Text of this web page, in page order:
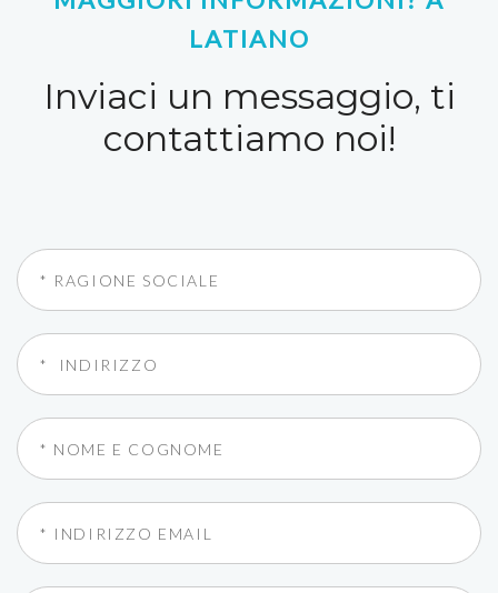
LATIANO
Inviaci un messaggio, ti
contattiamo noi!